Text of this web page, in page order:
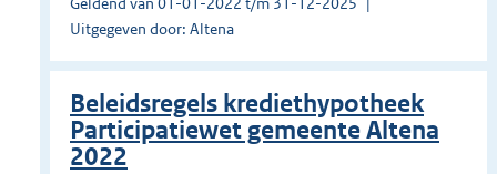
Uitgegeven door: Altena
Beleidsregels krediethypotheek
Participatiewet gemeente Altena
2022